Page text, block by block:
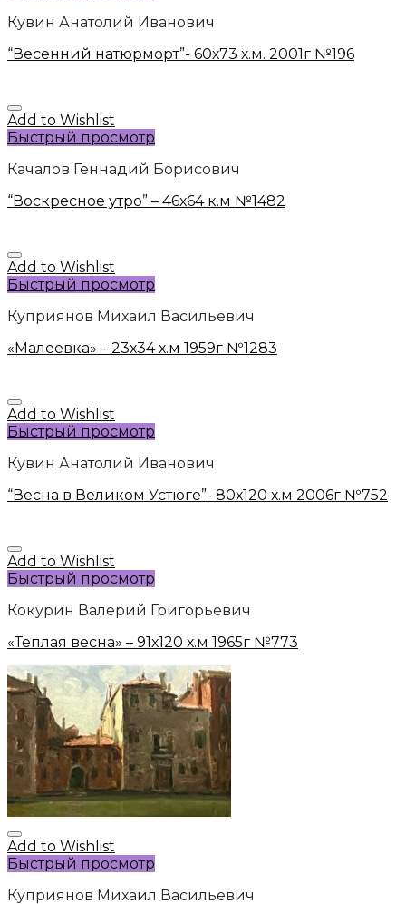
Кувин Анатолий Иванович
“Весенний натюрморт”- 60х73 х.м. 2001г №196
Add to Wishlist
Быстрый просмотр
Качалов Геннадий Борисович
“Воскресное утро” – 46х64 к.м №1482
Add to Wishlist
Быстрый просмотр
Куприянов Михаил Васильевич
«Малеевка» – 23х34 х.м 1959г №1283
Add to Wishlist
Быстрый просмотр
Кувин Анатолий Иванович
“Весна в Великом Устюге”- 80х120 х.м 2006г №752
Add to Wishlist
Быстрый просмотр
Кокурин Валерий Григорьевич
«Теплая весна» – 91х120 х.м 1965г №773
Add to Wishlist
Быстрый просмотр
Куприянов Михаил Васильевич